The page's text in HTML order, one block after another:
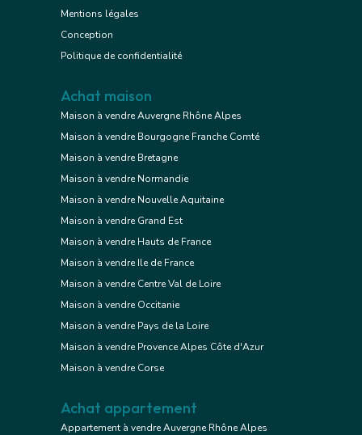
Mentions légales
Conception
Politique de confidentialité
Achat maison
Maison à vendre Auvergne Rhône Alpes
Maison à vendre Bourgogne Franche Comté
Maison à vendre Bretagne
Maison à vendre Normandie
Maison à vendre Nouvelle Aquitaine
Maison à vendre Grand Est
Maison à vendre Hauts de France
Maison à vendre Ile de France
Maison à vendre Centre Val de Loire
Maison à vendre Occitanie
Maison à vendre Pays de la Loire
Maison à vendre Provence Alpes Côte d'Azur
Maison à vendre Corse
Achat appartement
Appartement à vendre Auvergne Rhône Alpes